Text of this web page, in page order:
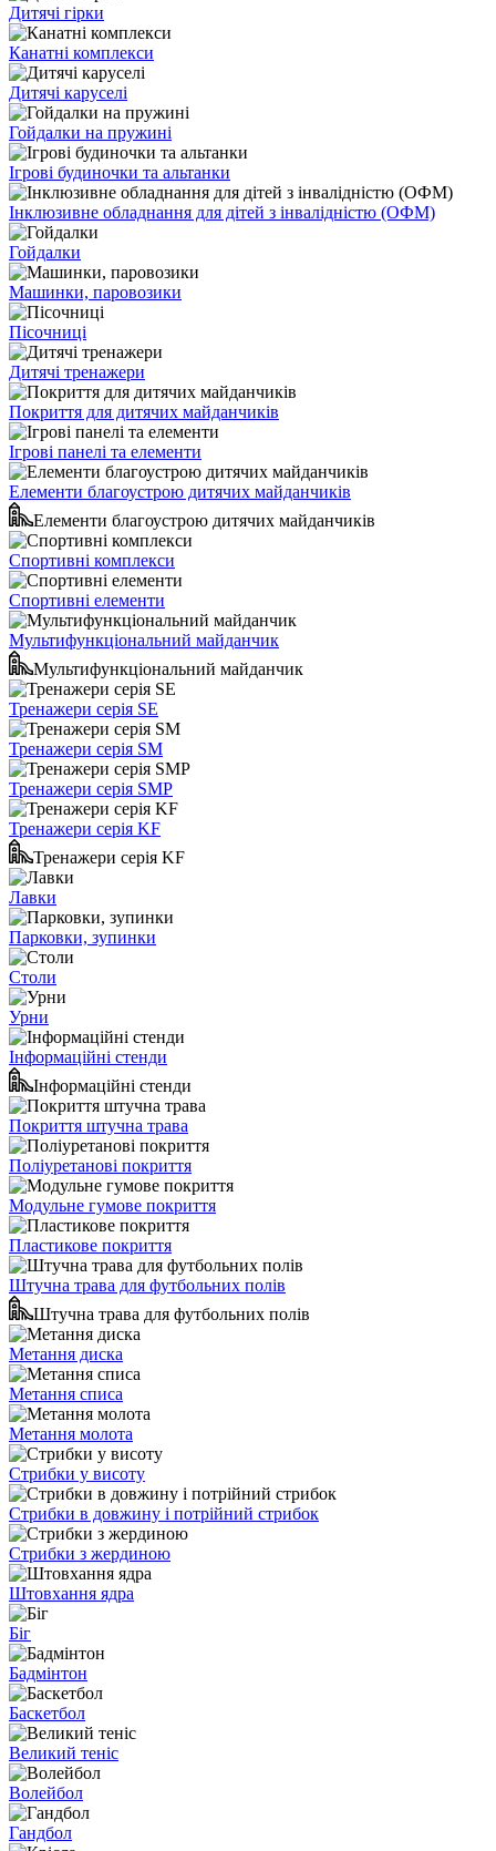
Дитячі гірки
Канатні комплекси
Дитячі каруселі
Гойдалки на пружині
Ігрові будиночки та альтанки
Інклюзивне обладнання для дітей з інвалідністю (ОФМ)
Гойдалки
Машинки, паровозики
Пісочниці
Дитячі тренажери
Покриття для дитячих майданчиків
Ігрові панелі та елементи
Елементи благоустрою дитячих майданчиків
Елементи благоустрою дитячих майданчиків
Спортивні комплекси
Спортивні елементи
Мультифункціональний майданчик
Мультифункціональний майданчик
Тренажери серія SE
Тренажери серія SM
Тренажери серія SMP
Тренажери серія KF
Тренажери серія KF
Лавки
Парковки, зупинки
Столи
Урни
Інформаційні стенди
Інформаційні стенди
Покриття штучна трава
Поліуретанові покриття
Модульне гумове покриття
Пластикове покриття
Штучна трава для футбольних полів
Штучна трава для футбольних полів
Метання диска
Метання списа
Метання молота
Стрибки у висоту
Стрибки в довжину і потрійний стрибок
Стрибки з жердиною
Штовхання ядра
Біг
Бадмінтон
Баскетбол
Великий теніс
Волейбол
Гандбол